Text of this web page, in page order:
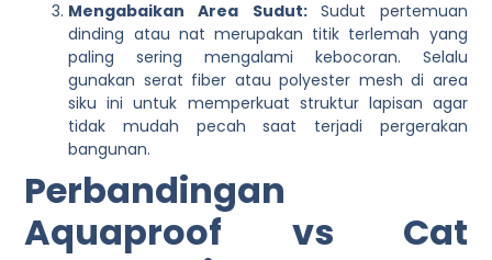
Mengabaikan Area Sudut: Sudut pertemuan
dinding atau nat merupakan titik terlemah yang
paling sering mengalami kebocoran. Selalu
gunakan serat fiber atau polyester mesh di area
siku ini untuk memperkuat struktur lapisan agar
tidak mudah pecah saat terjadi pergerakan
bangunan.
Perbandingan
Aquaproof vs Cat